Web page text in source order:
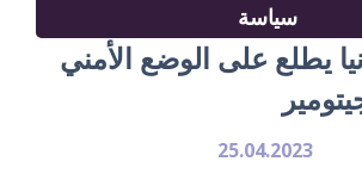
سياسة
يطلع على الوضع الأمني
25.04.2023